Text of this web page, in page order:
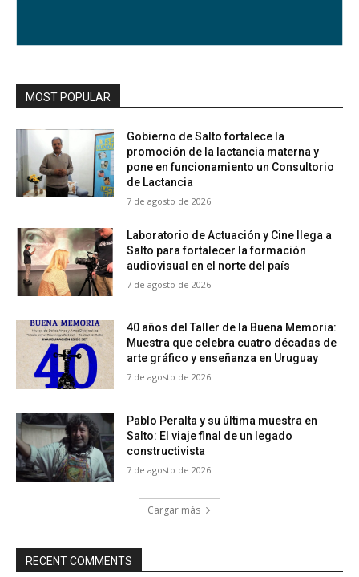
MOST POPULAR
Gobierno de Salto fortalece la
promoción de la lactancia materna y
pone en funcionamiento un Consultorio
de Lactancia
7 de agosto de 2026
Laboratorio de Actuación y Cine llega a
Salto para fortalecer la formación
audiovisual en el norte del país
7 de agosto de 2026
40 años del Taller de la Buena Memoria:
Muestra que celebra cuatro décadas de
arte gráfico y enseñanza en Uruguay
7 de agosto de 2026
Pablo Peralta y su última muestra en
Salto: El viaje final de un legado
constructivista
7 de agosto de 2026
Cargar más
RECENT COMMENTS